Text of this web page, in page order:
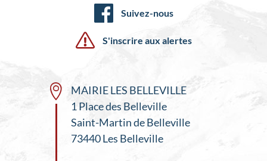
Suivez-nous
S'inscrire aux alertes
MAIRIE LES BELLEVILLE
1 Place des Belleville
Saint-Martin de Belleville
73440 Les Belleville